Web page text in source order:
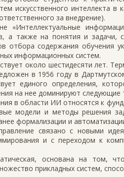
искусственного интеллекта
за внедрение).
«Интеллектуальные
а также на понятия и задачи,
отбора содержания обучения
информационных систем.
около шестидесяти лет.
в 1956 году в
единого определения,
на нее доминируют следующие
в области ИИ относятся к
модели и методы решения
формализации и
связано с новыми
и с переходом к
основана на том,
прикладных систем,